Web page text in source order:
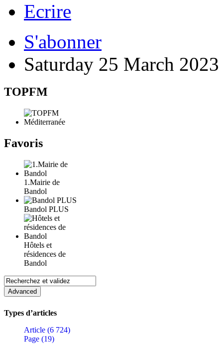
Ecrire
S'abonner
Saturday 25 March 2023
TOPFM
Favoris
1.Mairie de
Bandol
Bandol PLUS
Hôtels et
résidences de
Bandol
Types d’articles
Article (6 724)
Page (19)